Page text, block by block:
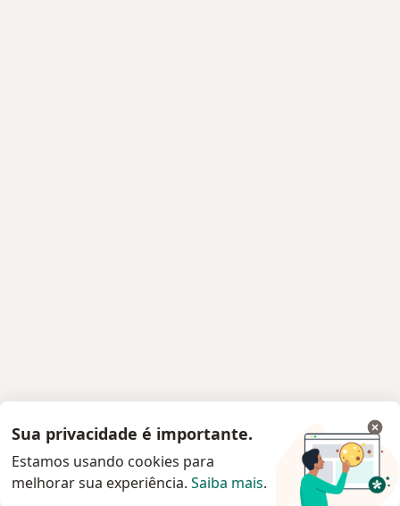
Sua privacidade é importante.
Estamos usando cookies para
melhorar sua experiência. Saiba mais.